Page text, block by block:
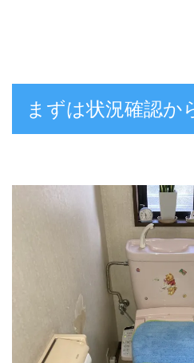
まずは状況確認か